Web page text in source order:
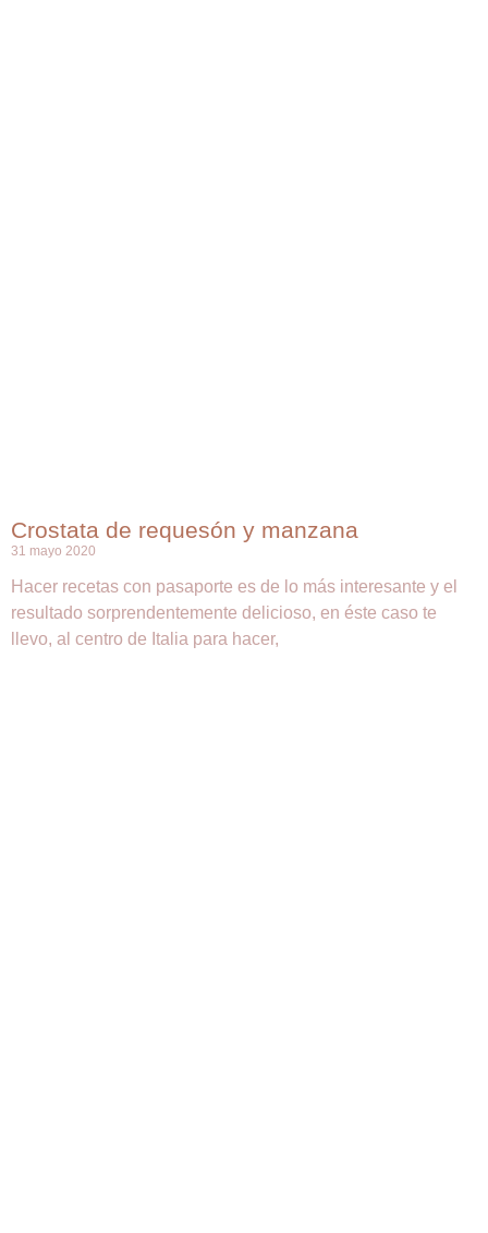
Crostata de requesón y manzana
31 mayo 2020
Hacer recetas con pasaporte es de lo más interesante y el
resultado sorprendentemente delicioso, en éste caso te
llevo, al centro de Italia para hacer,